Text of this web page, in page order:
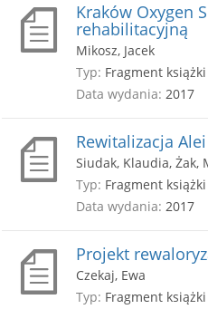
Kraków Oxygen
rehabilitacyjną
Mikosz, Jacek
Typ: Fragment książki
Data wydania: 2017
Rewitalizacja
Siudak, Klaudia, Żak,
Typ: Fragment książki
Data wydania: 2017
Projekt
Czekaj, Ewa
Typ: Fragment książki